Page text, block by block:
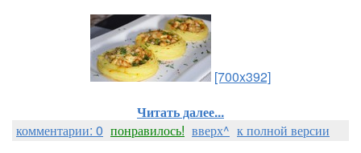
[700x392]
Читать далее...
комментарии: 0 понравилось! вверх^ к полной версии